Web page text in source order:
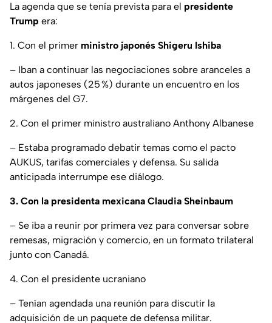
La agenda que se tenía prevista para el presidente
Trump era:
1. Con el primer ministro japonés Shigeru Ishiba
– Iban a continuar las negociaciones sobre aranceles a
autos japoneses (25 %) durante un encuentro en los
márgenes del G7.
2. Con el primer ministro australiano Anthony Albanese
– Estaba programado debatir temas como el pacto
AUKUS, tarifas comerciales y defensa. Su salida
anticipada interrumpe ese diálogo.
3. Con la presidenta mexicana Claudia Sheinbaum
– Se iba a reunir por primera vez para conversar sobre
remesas, migración y comercio, en un formato trilateral
junto con Canadá.
4. Con el presidente ucraniano
– Tenían agendada una reunión para discutir la
adquisición de un paquete de defensa militar.